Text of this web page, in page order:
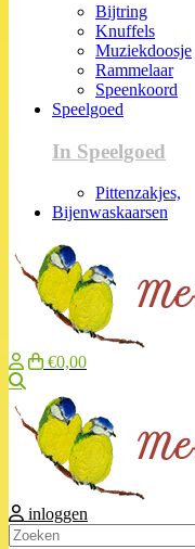
Bijtring
Knuffels
Muziekdoosje
Rammelaar
Speenkoord
Speelgoed
In Speelgoed
Pittenzakjes,
Bijenwaskaarsen
€0,00
inloggen